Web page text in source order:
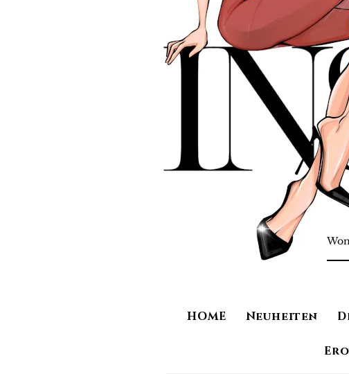
HOME Neuheiten